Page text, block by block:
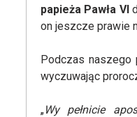
papieża Pawła VI
on jeszcze prawie
Podczas naszego
wyczuwając
„Wy pełnicie